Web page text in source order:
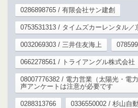
0286898765 / 有限会社サン建創
0753531313 / タイムズカーレンタル／
0032069303 / 三井住友海上
0662278561 / トライアングル株式会社
08007776382 / 電力営業（太陽光・電
声アンケートは注意が必要です
0288313766 0336550002 / 杉山自